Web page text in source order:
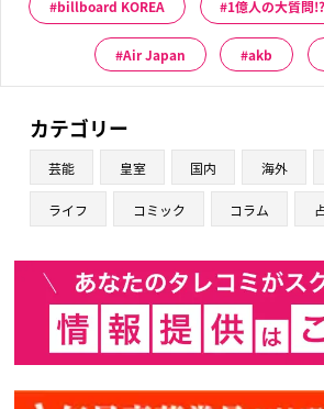
billboard KOREA 1億人の大質問
Air Japan akb
カテゴリー
芸能 皇室 国内 海外
ライフ コミック コラム